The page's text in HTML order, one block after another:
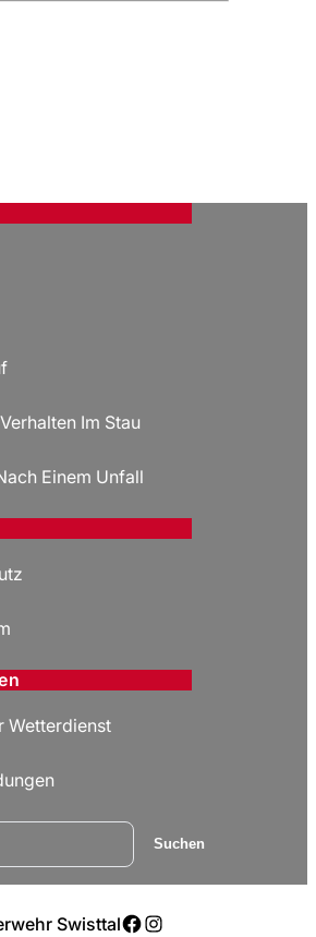
Im Stau
Einem Unfall
Wetterdienst
Suchen
SwisttalFacebook
Instagram